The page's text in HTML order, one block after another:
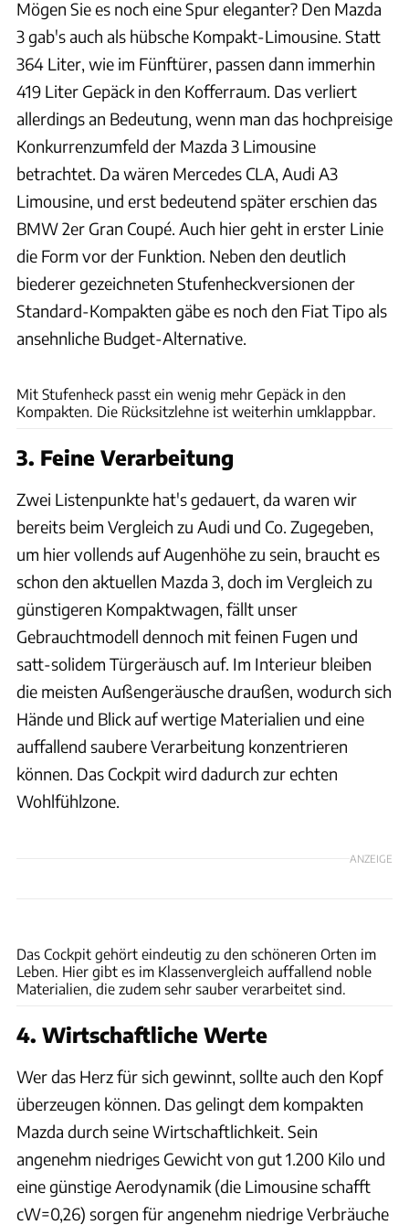
Mögen Sie es noch eine Spur eleganter? Den Mazda
3 gab's auch als hübsche Kompakt-Limousine. Statt
364 Liter, wie im Fünftürer, passen dann immerhin
419 Liter Gepäck in den Kofferraum. Das verliert
allerdings an Bedeutung, wenn man das hochpreisige
Konkurrenzumfeld der Mazda 3 Limousine
betrachtet. Da wären Mercedes CLA, Audi A3
Limousine, und erst bedeutend später erschien das
BMW 2er Gran Coupé. Auch hier geht in erster Linie
die Form vor der Funktion. Neben den deutlich
biederer gezeichneten Stufenheckversionen der
Standard-Kompakten gäbe es noch den Fiat Tipo als
ansehnliche Budget-Alternative.
Mit Stufenheck passt ein wenig mehr Gepäck in den
Kompakten. Die Rücksitzlehne ist weiterhin umklappbar.
3. Feine Verarbeitung
Zwei Listenpunkte hat's gedauert, da waren wir
bereits beim Vergleich zu Audi und Co. Zugegeben,
um hier vollends auf Augenhöhe zu sein, braucht es
schon den aktuellen Mazda 3, doch im Vergleich zu
günstigeren Kompaktwagen, fällt unser
Gebrauchtmodell dennoch mit feinen Fugen und
satt-solidem Türgeräusch auf. Im Interieur bleiben
die meisten Außengeräusche draußen, wodurch sich
Hände und Blick auf wertige Materialien und eine
auffallend saubere Verarbeitung konzentrieren
können. Das Cockpit wird dadurch zur echten
Wohlfühlzone.
ANZEIGE
Das Cockpit gehört eindeutig zu den schöneren Orten im
Leben. Hier gibt es im Klassenvergleich auffallend noble
Materialien, die zudem sehr sauber verarbeitet sind.
4. Wirtschaftliche Werte
Wer das Herz für sich gewinnt, sollte auch den Kopf
überzeugen können. Das gelingt dem kompakten
Mazda durch seine Wirtschaftlichkeit. Sein
angenehm niedriges Gewicht von gut 1.200 Kilo und
eine günstige Aerodynamik (die Limousine schafft
cW=0,26) sorgen für angenehm niedrige Verbräuche